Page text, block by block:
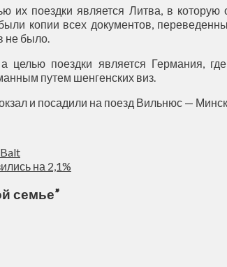
их поездки является Литва, в
копии всех документов,
не было.
поездки является Германия,
путем шенгенских виз.
и посадили на поезд Вильнюс —
на 2,1%
семье”